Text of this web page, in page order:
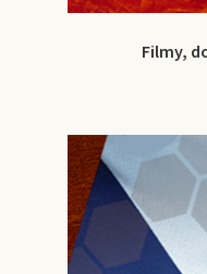
Filmy,